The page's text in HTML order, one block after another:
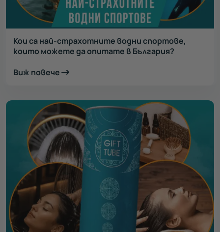
Кои са най-страхотните водни спортове,
които можете да опитате в България?
Виж повече